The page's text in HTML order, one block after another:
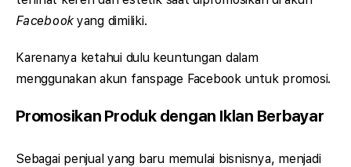
Facebook yang dimiliki.
Karenanya ketahui dulu keuntungan dalam
menggunakan akun fanspage Facebook untuk promosi.
Promosikan Produk dengan Iklan Berbayar
Sebagai penjual yang baru memulai bisnisnya, menjadi